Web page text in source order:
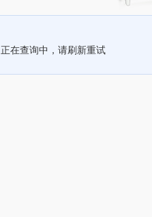
正在查询中，请刷新重试